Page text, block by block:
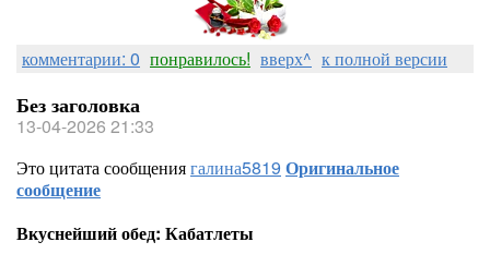
комментарии: 0 понравилось! вверх^ к полной версии
Без заголовка
13-04-2026 21:33
Это цитата сообщениягалина5819 Оригинальное
сообщение
Вкуснейший обед: Кабатлеты